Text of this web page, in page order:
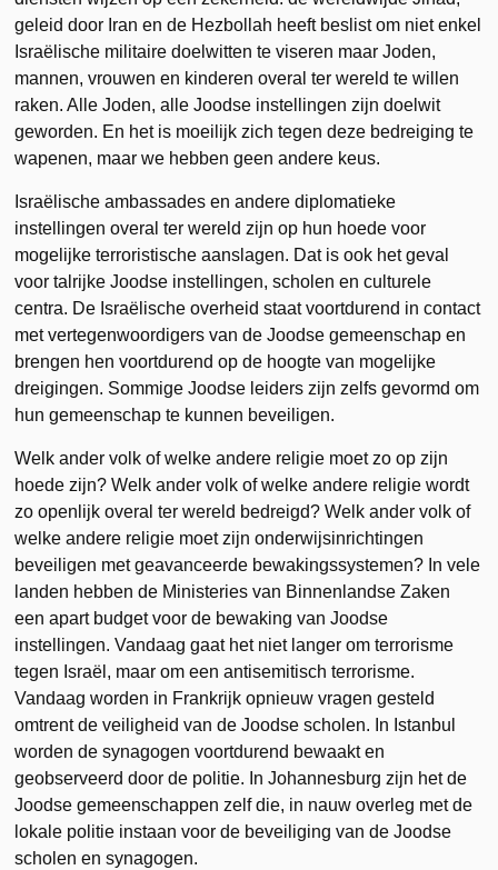
geleid door Iran en de Hezbollah heeft beslist om niet enkel
Israëlische militaire doelwitten te viseren maar Joden,
mannen, vrouwen en kinderen overal ter wereld te willen
raken. Alle Joden, alle Joodse instellingen zijn doelwit
geworden. En het is moeilijk zich tegen deze bedreiging te
wapenen, maar we hebben geen andere keus.
Israëlische ambassades en andere diplomatieke
instellingen overal ter wereld zijn op hun hoede voor
mogelijke terroristische aanslagen. Dat is ook het geval
voor talrijke Joodse instellingen, scholen en culturele
centra. De Israëlische overheid staat voortdurend in contact
met vertegenwoordigers van de Joodse gemeenschap en
brengen hen voortdurend op de hoogte van mogelijke
dreigingen. Sommige Joodse leiders zijn zelfs gevormd om
hun gemeenschap te kunnen beveiligen.
Welk ander volk of welke andere religie moet zo op zijn
hoede zijn? Welk ander volk of welke andere religie wordt
zo openlijk overal ter wereld bedreigd? Welk ander volk of
welke andere religie moet zijn onderwijsinrichtingen
beveiligen met geavanceerde bewakingssystemen? In vele
landen hebben de Ministeries van Binnenlandse Zaken
een apart budget voor de bewaking van Joodse
instellingen. Vandaag gaat het niet langer om terrorisme
tegen Israël, maar om een antisemitisch terrorisme.
Vandaag worden in Frankrijk opnieuw vragen gesteld
omtrent de veiligheid van de Joodse scholen. In Istanbul
worden de synagogen voortdurend bewaakt en
geobserveerd door de politie. In Johannesburg zijn het de
Joodse gemeenschappen zelf die, in nauw overleg met de
lokale politie instaan voor de beveiliging van de Joodse
scholen en synagogen.